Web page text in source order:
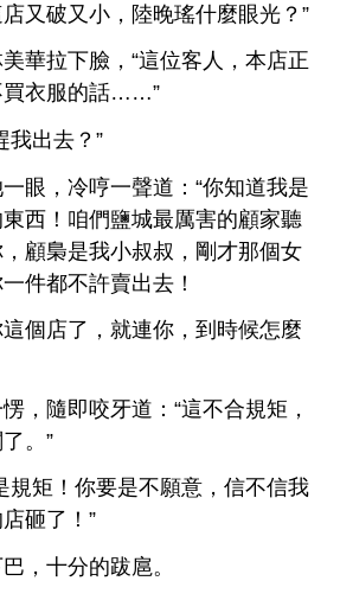
又破又 ，陸 瑤什麼
？”
華拉 ，“ 位客 ，本
正
買
話……”
？”
， 哼
：“
！咱們鹽 最厲害
顧
，顧梟 叔叔，剛才
個女
件都 許賣
！
個 ，就連 ，到 候
麼
愣，隨即咬 ：“
規矩，
。”
規矩！ 願 ，信
信
砸
！”
巴， 分
跋扈。